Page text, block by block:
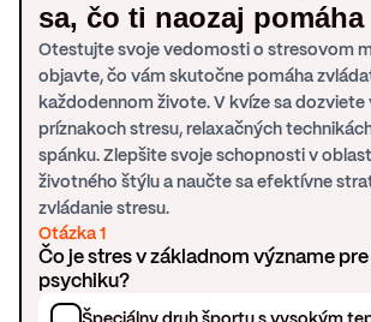
sa, čo ti naozaj pomáha
Otestujte svoje vedomosti o stresovom
objavte, čo vám skutočne pomáha
každodennom živote. V kvíze sa dozviete
príznakoch stresu, relaxačných
spánku. Zlepšite svoje schopnosti v
životného štýlu a naučte sa efektívne
zvládanie stresu.
Otázka 1
Čo je stres v základnom význame
psychiku?